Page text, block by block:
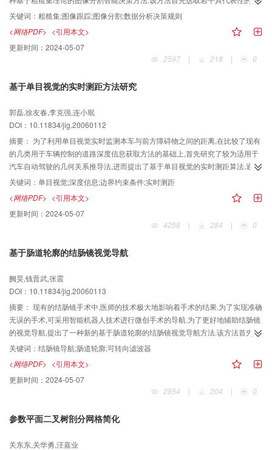
割算法构成算法库,并用它们对各种样本图像进行分割;然后利用从样本图像中提
取出来的各种数值特征,并根据图像分割质量评价标准评判出各样本图像的最优
分割算法,用其构成决策信息表;最后应用粗糙集理论来对决策信息表进行离散化
处理和属性约简,以生成图像分割算法选取的决策规则.该决策方法解决了图像跟
踪系统中分割算法选取的一系列难题.实验证明,该决策方法能比较有效地根据系
统的实时性要求.
关键词： 粗糙集;图像跟踪;图像分割;数据分析决策规则
<网络PDF> <引用本文>
更新时间： 2024-05-07
2597
| 218 | 0
基于单目视觉的实时测距方法研究
郭磊,徐友春,李克强,连小珉
DOI：10.11834/jig.20060112
摘要： 为了利用单目视觉实时监测本车与前方障碍物之间的距离,在比较了现有
的几类用于车辆控制的道路深度信息获取方法的基础上,首先研究了较为适用于
汽车自动驾驶的几何关系推导法,进而提出了基于单目视觉的实时测距算法.通过
试验可知,由于摄像机的俯仰角是影响实时测距算法的关键因素,因此又提出了基
于道路边界平行约束条件的实时计算摄像机俯仰角算法.静态实车试验的结果显
示,该基于单目视觉的实时测距算法具有较高的准确性,可以满足测距要求,而动态
实车试验的结果则显示,此算法还可以满足汽车智能化控制的实时性要求.
关键词： 单目视觉;深度信息;边界约束条件;实时测距
<网络PDF> <引用本文>
更新时间： 2024-05-07
4258
| 284 | 0
基于肠道轮廓的结肠镜视觉导航
阙昊,钱晋武,张震
DOI：10.11834/jig.20060113
摘要： 现有的结肠镜手术中,医师的技术极大地影响着手术的结果.为了实现准确
无误的手术,可采用智能机器人技术进行微创手术的导航.为了更好地辅助结肠镜
的视觉导航,提出了一种新的基于肠道轮廓的结肠镜视觉导航方法.该方法首先采
用可转向滤波器检测结肠轮廓的边缘强度能量及朝向;然后,通过法线方向的能量
辐射在图像上累积的方法来检测结肠图像中边缘轮廓弯曲所形成的中心区域.实
验证明,用这个方法来辅助基于暗区分析的结肠镜视觉引导,可增加结肠镜导航的
鲁棒性.
关键词： 结肠镜导航;肠道轮廓;可转向滤波器
<网络PDF> <引用本文>
更新时间： 2024-05-07
2854
| 204 | 0
参数平面二叉树剖分网格简化
关东东,关华勇,汪嘉业